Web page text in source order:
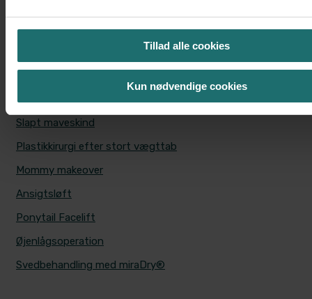
Tillad alle cookies
Kun nødvendige cookies
Brystforstørrelse med implantater
Fedtsugning
Slapt maveskind
Plastikkirurgi efter stort vægttab
Mommy makeover
Ansigtsløft
Ponytail Facelift
Øjenlågsoperation
Svedbehandling med miraDry®